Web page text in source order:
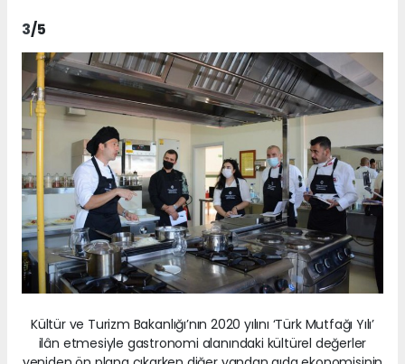
3/5
Kültür ve Turizm Bakanlığı’nın 2020 yılını ‘Türk Mutfağı Yılı’
ilân etmesiyle gastronomi alanındaki kültürel değerler